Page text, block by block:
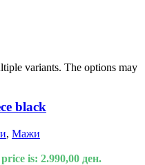
variants. The options may
black
, Мажи
is: 2.990,00 ден.